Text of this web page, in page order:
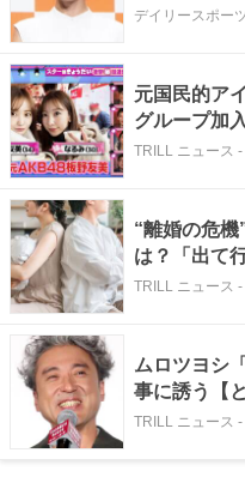
「ブチ切れ
デイリースポー
元国民的ア
グループ加
事実”に→「
TRILL ニュース -
“離婚の危
は？「出て
も連れで仕
TRILL ニュース -
ムロツヨシ
事に誘う【
史やなるみ
TRILL ニュース -